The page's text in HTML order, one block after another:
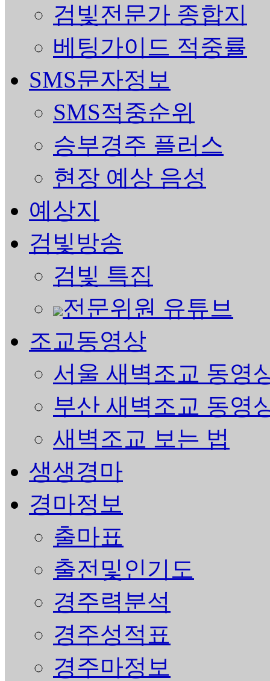
검빛전문가 종합지
베팅가이드 적중률
SMS문자정보
SMS적중순위
승부경주 플러스
현장 예상 음성
예상지
검빛방송
검빛 특집
전문위원 유튜브
조교동영상
서울 새벽조교 동영
부산 새벽조교 동영
새벽조교 보는 법
생생경마
경마정보
출마표
출전및인기도
경주력분석
경주성적표
경주마정보